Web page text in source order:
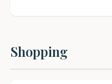
Shopping